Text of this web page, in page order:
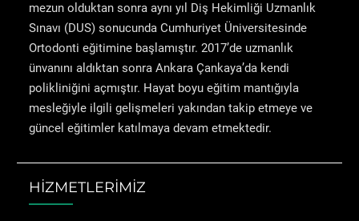
mezun olduktan sonra aynı yıl Diş Hekimliği Uzmanlık
Sınavı (DUS) sonucunda Cumhuriyet Üniversitesinde
Ortodonti eğitimine başlamıştır. 2017’de uzmanlık
ünvanını aldıktan sonra Ankara Çankaya’da kendi
polikliniğini açmıştır. Hayat boyu eğitim mantığıyla
mesleğiyle ilgili gelişmeleri yakından takip etmeye ve
güncel eğitimler katılmaya devam etmektedir.
HİZMETLERİMİZ